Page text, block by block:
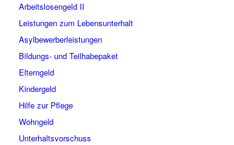
Arbeitslosengeld II
Leistungen zum Lebensunterhalt
Asylbewerberleistungen
Bildungs- und Teilhabepaket
Elterngeld
Kindergeld
Hilfe zur Pflege
Wohngeld
Unterhaltsvorschuss